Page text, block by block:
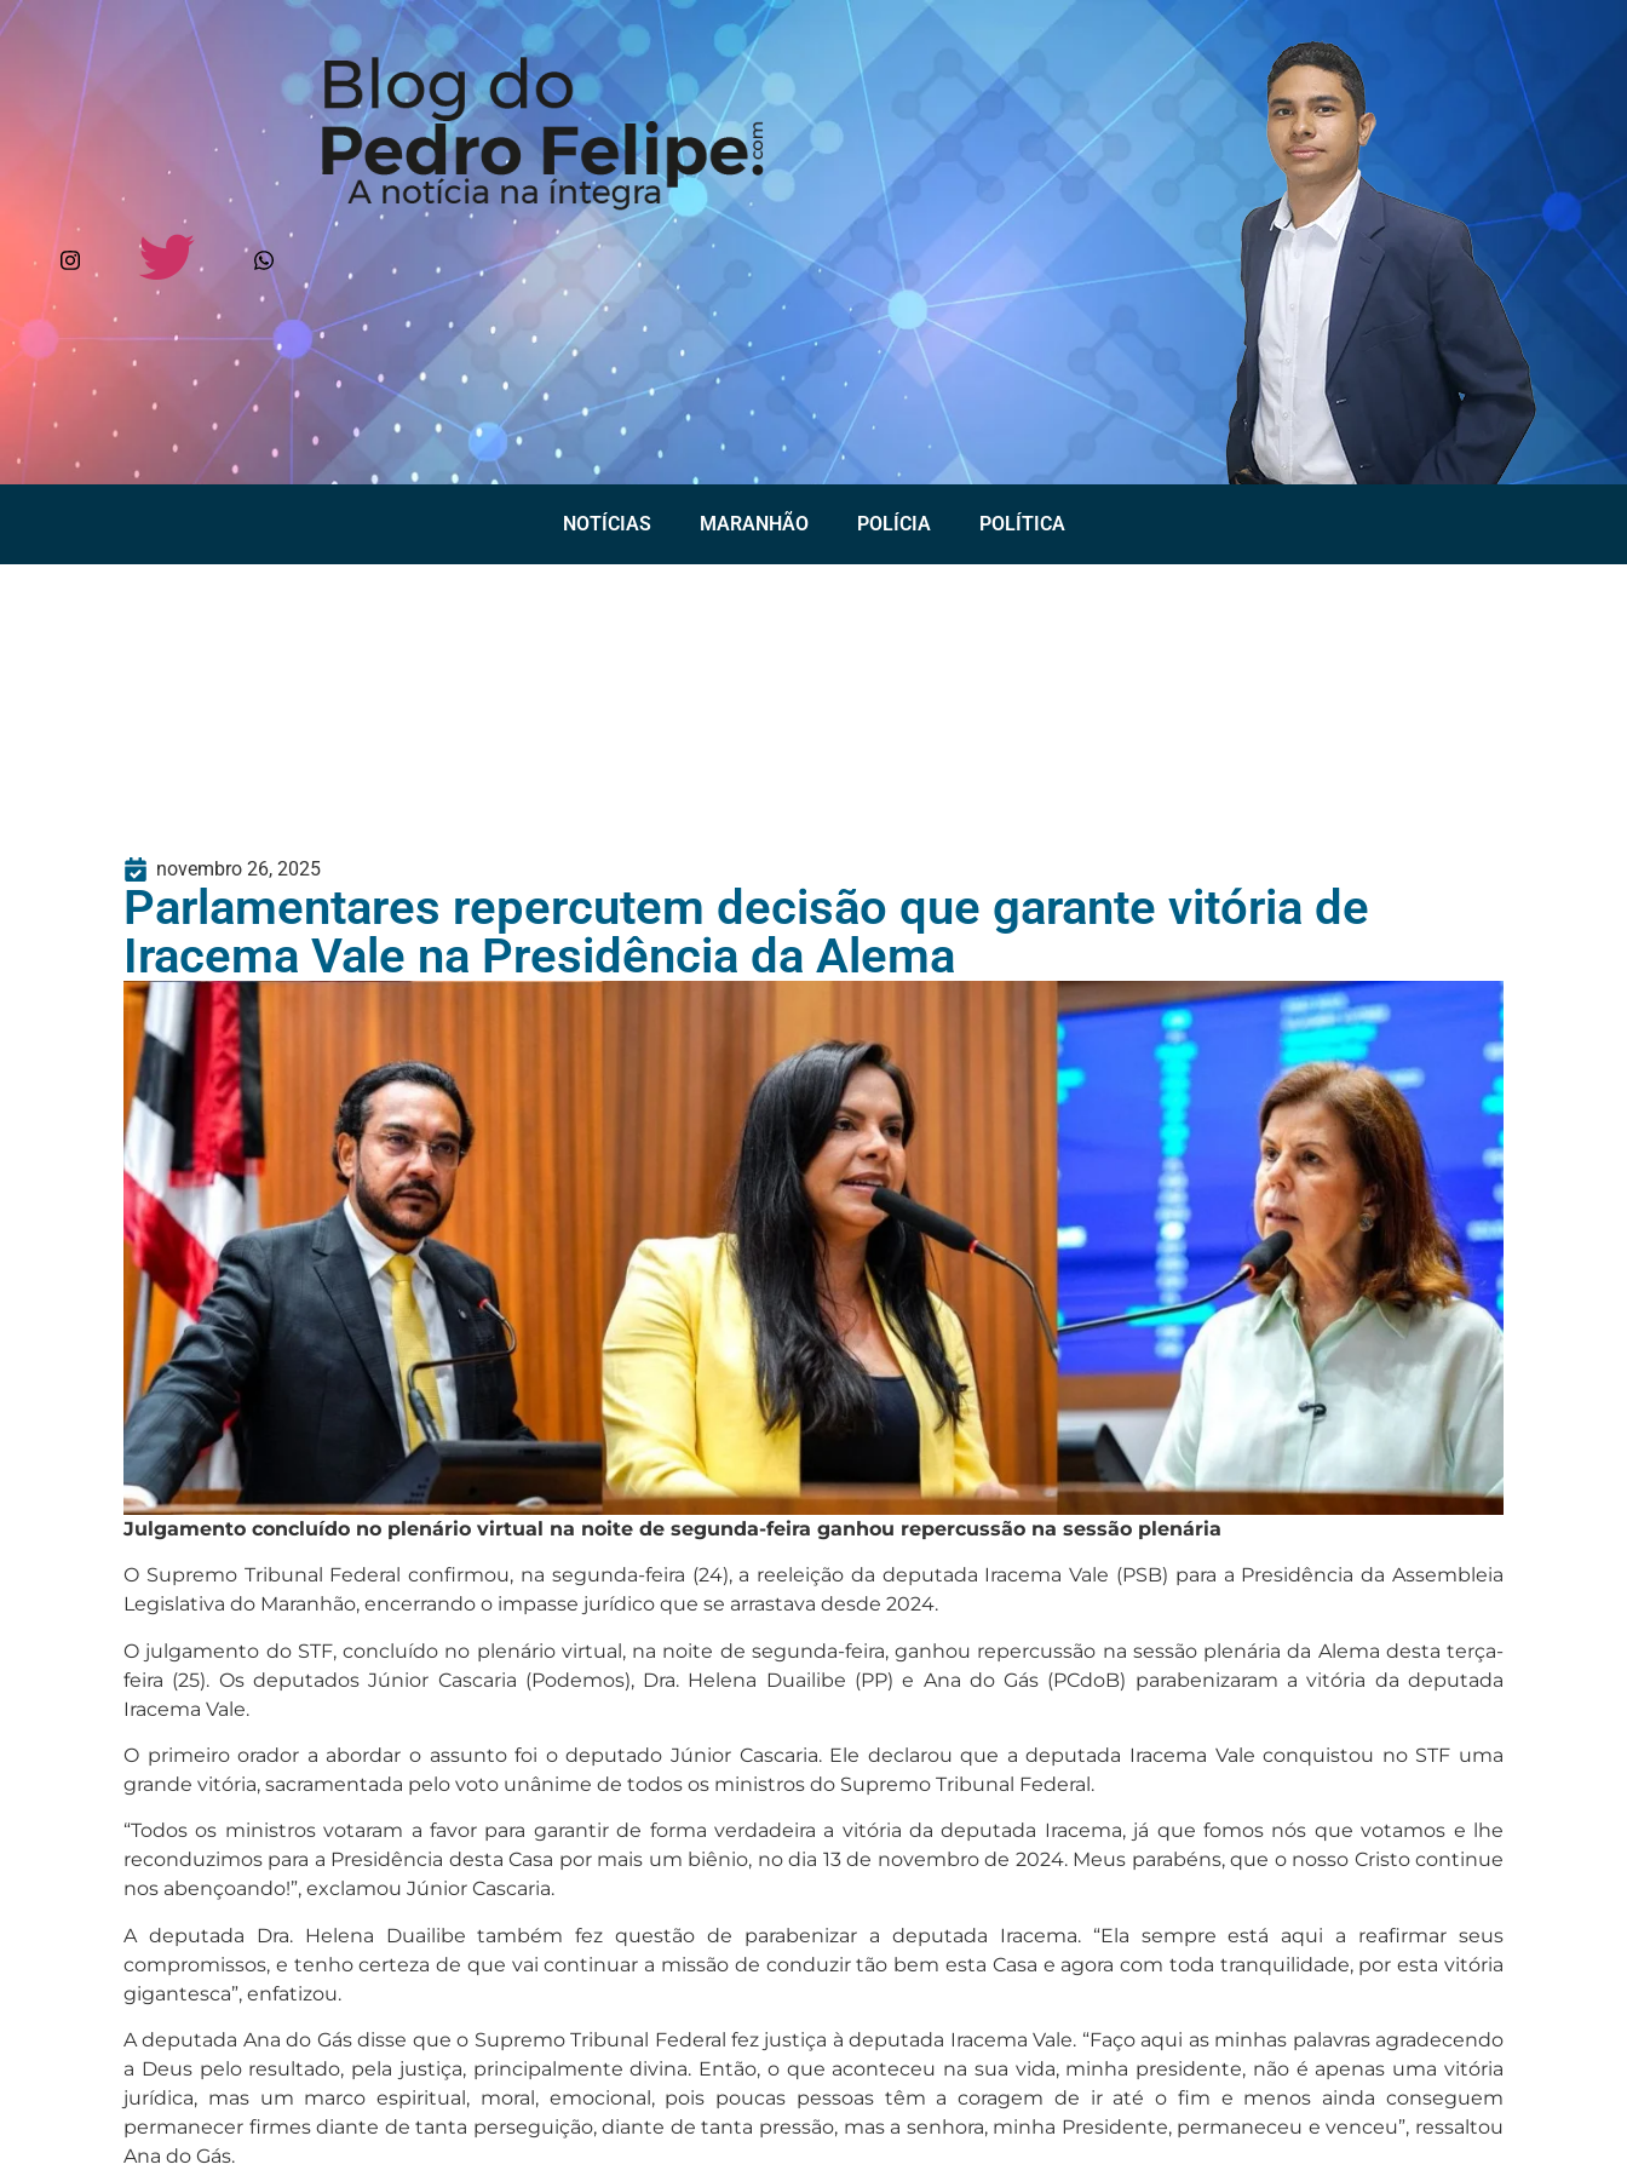
NOTÍCIAS MARANHÃO POLÍCIA POLÍTICA
novembro 26, 2025
Parlamentares repercutem decisão que garante vitória de
Iracema Vale na Presidência da Alema
Julgamento concluído no plenário virtual na noite de segunda-feira ganhou repercussão na sessão plenária
O Supremo Tribunal Federal confirmou, na segunda-feira (24), a reeleição da deputada Iracema Vale (PSB) para a Presidência da Assembleia
Legislativa do Maranhão, encerrando o impasse jurídico que se arrastava desde 2024.
O julgamento do STF, concluído no plenário virtual, na noite de segunda-feira, ganhou repercussão na sessão plenária da Alema desta terça-
feira (25). Os deputados Júnior Cascaria (Podemos), Dra. Helena Duailibe (PP) e Ana do Gás (PCdoB) parabenizaram a vitória da deputada
Iracema Vale.
O primeiro orador a abordar o assunto foi o deputado Júnior Cascaria. Ele declarou que a deputada Iracema Vale conquistou no STF uma
grande vitória, sacramentada pelo voto unânime de todos os ministros do Supremo Tribunal Federal.
“Todos os ministros votaram a favor para garantir de forma verdadeira a vitória da deputada Iracema, já que fomos nós que votamos e lhe
reconduzimos para a Presidência desta Casa por mais um biênio, no dia 13 de novembro de 2024. Meus parabéns, que o nosso Cristo continue
nos abençoando!”, exclamou Júnior Cascaria.
A deputada Dra. Helena Duailibe também fez questão de parabenizar a deputada Iracema. “Ela sempre está aqui a reafirmar seus
compromissos, e tenho certeza de que vai continuar a missão de conduzir tão bem esta Casa e agora com toda tranquilidade, por esta vitória
gigantesca”, enfatizou.
A deputada Ana do Gás disse que o Supremo Tribunal Federal fez justiça à deputada Iracema Vale. “Faço aqui as minhas palavras agradecendo
a Deus pelo resultado, pela justiça, principalmente divina. Então, o que aconteceu na sua vida, minha presidente, não é apenas uma vitória
jurídica, mas um marco espiritual, moral, emocional, pois poucas pessoas têm a coragem de ir até o fim e menos ainda conseguem
permanecer firmes diante de tanta perseguição, diante de tanta pressão, mas a senhora, minha Presidente, permaneceu e venceu”, ressaltou
Ana do Gás.